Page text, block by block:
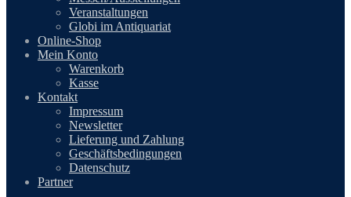
Veranstaltungen
Globi im Antiquariat
Online-Shop
Mein Konto
Warenkorb
Kasse
Kontakt
Impressum
Newsletter
Lieferung und Zahlung
Geschäftsbedingungen
Datenschutz
Partner